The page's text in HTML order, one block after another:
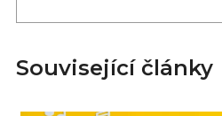
Související články